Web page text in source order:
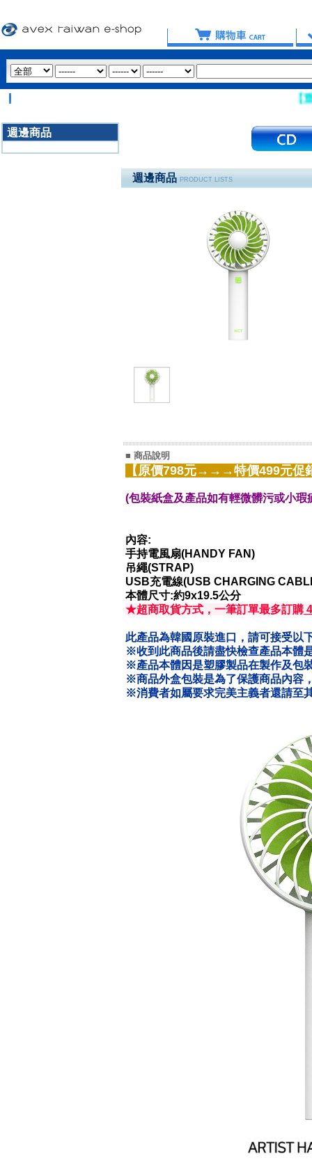
【重要提
週邊商品
週邊商品 PRODUCT LISTS
■ 商品說明
【原價798元→→→特價499元促
(包裝紙盒及產品如有輕微髒污或小
內容:
手持電風扇(HANDY FAN)
吊繩(STRAP)
USB充電線(USB CHARGING
本體尺寸:約9x19.5公分
★超商取貨方式，一筆訂單最多訂購
此產品為韓國原裝進口，請可接受以
※收到此商品後請盡快檢查產品本體
※產品本體因是塑膠製品在製作及包
※商品外盒包裝是為了保護商品內容
※消費者如屬要求完美主義者還請至